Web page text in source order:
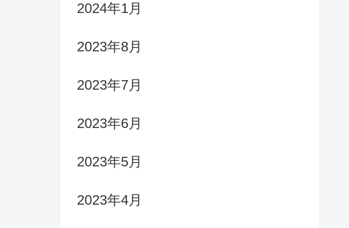
2024年1月
2023年8月
2023年7月
2023年6月
2023年5月
2023年4月